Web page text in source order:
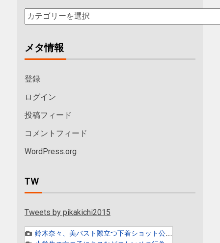
メタ情報
登録
ログイン
投稿フィード
コメントフィード
WordPress.org
TW
Tweets by pikakichi2015